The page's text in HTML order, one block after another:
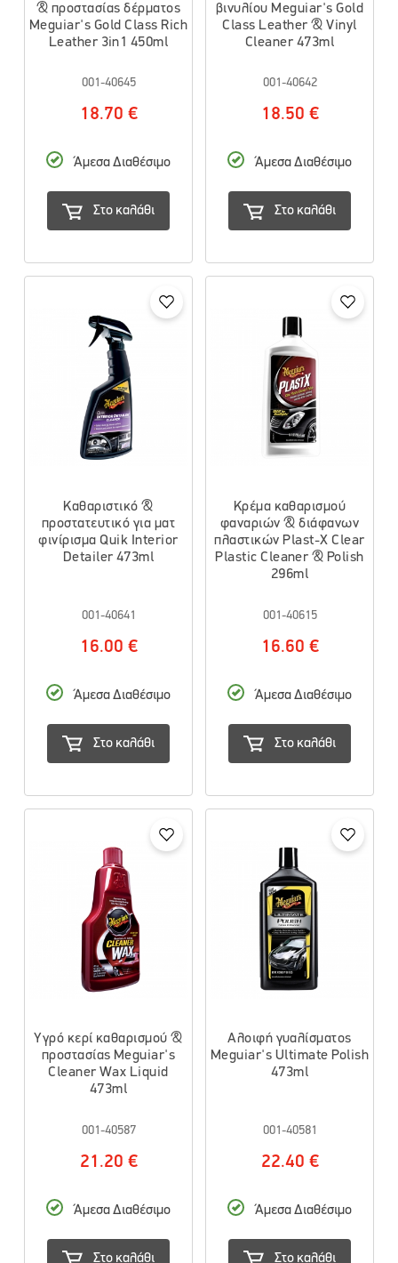
& προστασίας δέρματος
Meguiar's Gold Class Rich
Leather 3in1 450ml
001-40645
18.70 €
Άμεσα Διαθέσιμο
Στο καλάθι
βινυλίου Meguiar's Gold
Class Leather & Vinyl
Cleaner 473ml
001-40642
18.50 €
Άμεσα Διαθέσιμο
Στο καλάθι
Καθαριστικό &
προστατευτικό για ματ
φινίρισμα Quik Interior
Detailer 473ml
001-40641
16.00 €
Άμεσα Διαθέσιμο
Στο καλάθι
Κρέμα καθαρισμού
φαναριών & διάφανων
πλαστικών Plast-X Clear
Plastic Cleaner & Polish
296ml
001-40615
16.60 €
Άμεσα Διαθέσιμο
Στο καλάθι
Υγρό κερί καθαρισμού &
προστασίας Meguiar's
Cleaner Wax Liquid
473ml
001-40587
21.20 €
Άμεσα Διαθέσιμο
Στο καλάθι
Αλοιφή γυαλίσματος
Meguiar's Ultimate Polish
473ml
001-40581
22.40 €
Άμεσα Διαθέσιμο
Στο καλάθι